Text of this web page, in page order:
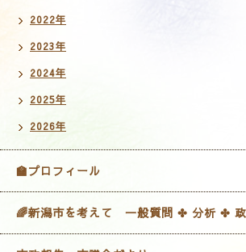
2022年
2023年
2024年
2025年
2026年
🏫プロフィール
🌈新潟市を考えて 一般質問 ✤ 分析 ✤